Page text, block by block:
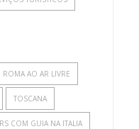
ROMA AO AR LIVRE
TOSCANA
COM GUIA NA ITALIA